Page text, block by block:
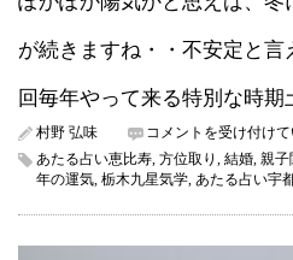
が続きますね・・不安定と
回毎年やって来る特別な時期
村野 弘味
間
も
な
不
コメントを受け付け
あたる占い恵比寿 方位取り 結婚 親子
年の運気 栃木九星気学 あたる占い宇